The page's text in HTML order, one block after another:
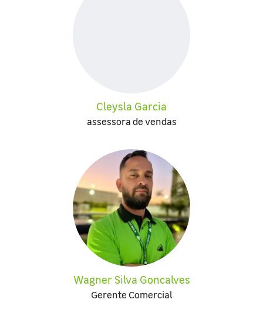
Cleysla Garcia
assessora de vendas
Wagner Silva Goncalves
Gerente Comercial